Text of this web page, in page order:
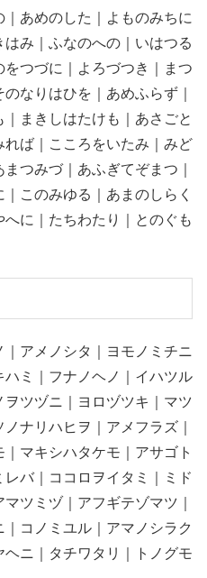
あめのした｜よものみちに
み｜ふなのへの｜いはつる
つづに｜よろづつき｜まつ
なりはひを｜あめふらず｜
まきしはたけも｜あさごと
ば｜こころをいたみ｜みど
つみづ｜あふぎてぞまつ｜
このみゆる｜あまのしらく
に｜たちわたり｜とのぐも
アメノシタ｜ヨモノミチニ
ミ｜フナノヘノ｜イハツル
ツヅニ｜ヨロヅツキ｜マツ
ナリハヒヲ｜アメフラズ｜
マキシハタケモ｜アサゴト
バ｜ココロヲイタミ｜ミド
ツミヅ｜アフギテゾマツ｜
コノミユル｜アマノシラク
ニ｜タチワタリ｜トノグモ